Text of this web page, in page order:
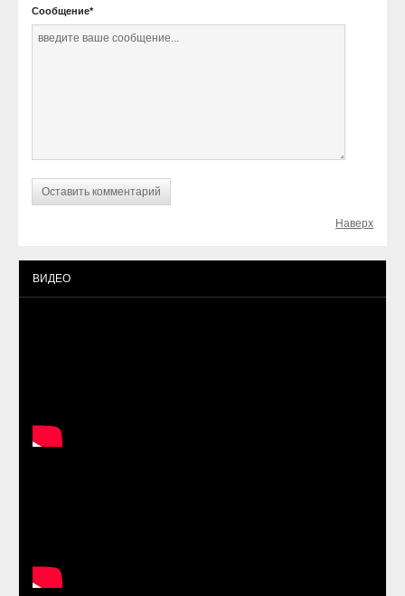
Сообщение*
Наверх
ВИДЕО